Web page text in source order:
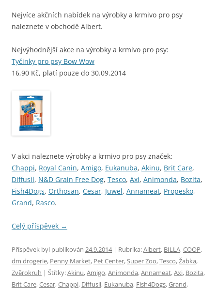
Nejvíce akčních nabídek na výrobky a krmivo pro psy
naleznete v obchodě Albert.
Nejvýhodnější akce na výrobky a krmivo pro psy:
Tyčinky pro psy Bow Wow
16,90 Kč, platí pouze do 30.09.2014
V akci naleznete výrobky a krmivo pro psy značek:
Chappi, Royal Canin, Amigo, Eukanuba, Akinu, Brit Care,
Diffusil, N&D Grain Free Dog, Tesco, Axi, Animonda, Bozita,
Fish4Dogs, Orthosan, Cesar, Juwel, Annameat, Propesko,
Grand, Rasco.
Celý příspěvek →
Příspěvek byl publikován 24.9.2014| Rubrika:Albert, BILLA,COOP,
dm drogerie, Penny Market, Pet Center,Super Zoo,Tesco,Žabka,
Zvěrokruh | Štítky:Akinu,Amigo,Animonda,Annameat,Axi, Bozita,
Brit Care,Cesar,Chappi, Diffusil, Eukanuba, Fish4Dogs,Grand,